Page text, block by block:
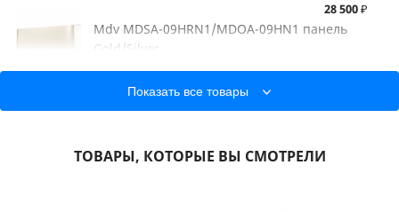
Mdv MDSA-09HRN1/MDOA-09HN1 панель
Gold/Silver
Напряжение:220 В
Площадь:25 м²
28 500 ₽
46 100 ₽
Показать все товары
ТОВАРЫ, КОТОРЫЕ ВЫ СМОТРЕЛИ